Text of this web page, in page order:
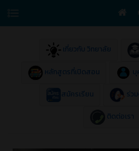
เกี่ยวกับ วิทยาลัย
หลักสูตรที่เปิดสอน บุ
สมัครเรียน ร่ว
ติดต่อเรา